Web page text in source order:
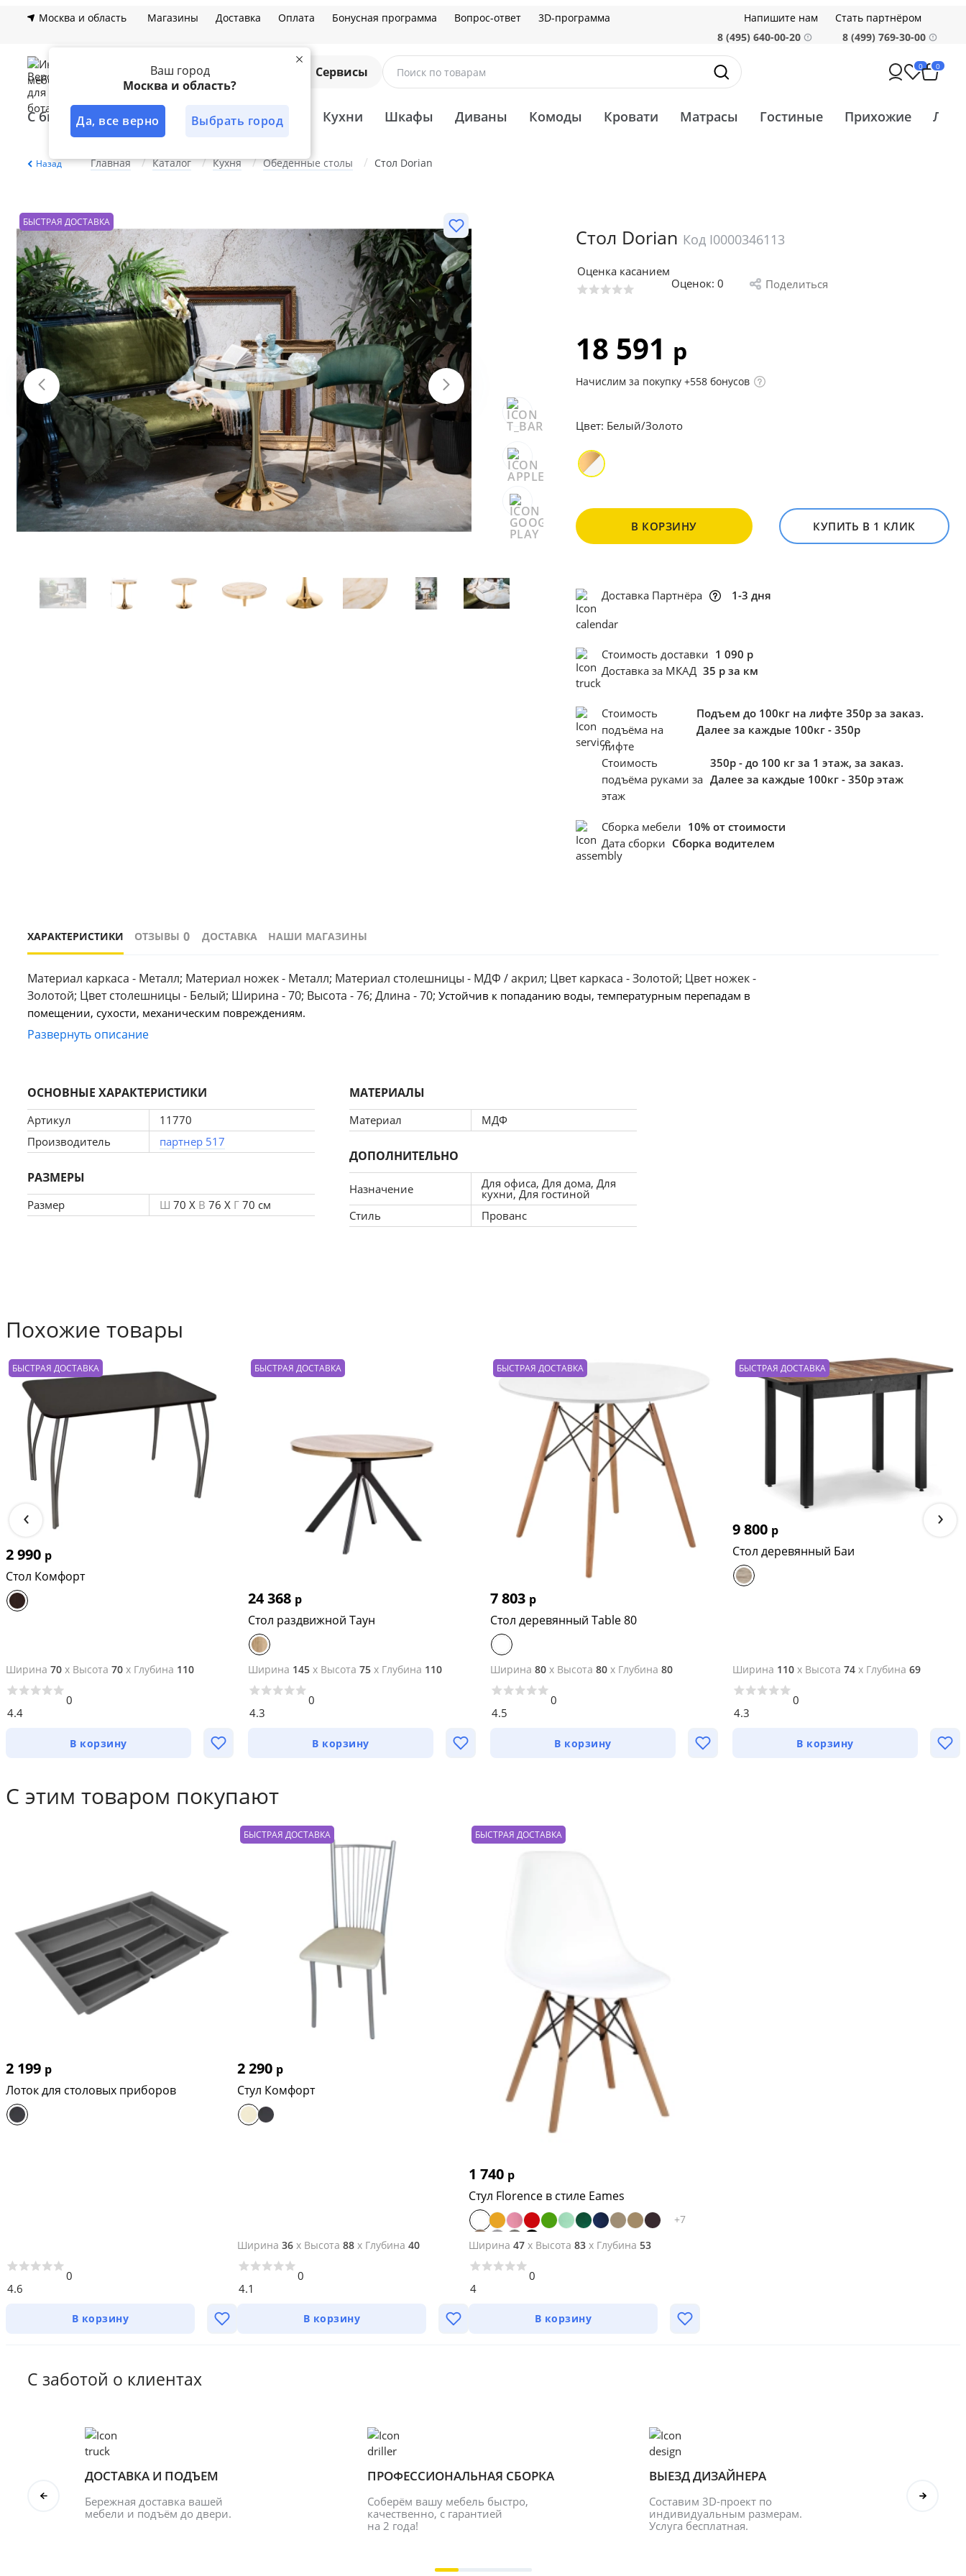
Ваш город
Москва и область?
Да, все верно Выбрать город
Москва и область Магазины Доставка Оплата Бонусная программа Вопрос-ответ 3D-программа Напишите нам
Стать партнёром
8 (495) 640-00-20
8 (499) 769-30-00
Сервисы Поиск по товарам 0 0
С быстрой доставкой Лучшее решение Кухни Шкафы Диваны Комоды Кровати Матрасы Гостиные Прихожие
Назад Главная Каталог Кухня Обеденные столы Стол Dorian
БЫСТРАЯ ДОСТАВКА
Стол Dorian Код I0000346113
Оценка касанием
Оценок: 0 Поделиться
18 591 р
Начислим за покупку +558 бонусов
Цвет: Белый/Золото
В КОРЗИНУ КУПИТЬ В 1 КЛИК
Доставка Партнёра 1-3 дня
Стоимость доставки 1 090 р
Доставка за МКАД 35 р за км
Стоимость
подъёма на
лифте
Подъем до 100кг на лифте 350р за заказ.
Далее за каждые 100кг - 350р
Стоимость
подъёма руками за
этаж
350р - до 100 кг за 1 этаж, за заказ.
Далее за каждые 100кг - 350р этаж
Сборка мебели 10% от стоимости
Дата сборки Сборка водителем
ХАРАКТЕРИСТИКИ ОТЗЫВЫ 0 ДОСТАВКА НАШИ МАГАЗИНЫ
Материал каркаса - Металл; Материал ножек - Металл; Материал столешницы - МДФ / акрил; Цвет каркаса - Золотой; Цвет ножек -
Золотой; Цвет столешницы - Белый; Ширина - 70; Высота - 76; Длина - 70; Устойчив к попаданию воды, температурным перепадам в
помещении, сухости, механическим повреждениям.
Развернуть описание
ОСНОВНЫЕ ХАРАКТЕРИСТИКИ
Артикул
11770
Производитель
партнер 517
РАЗМЕРЫ
Размер Ш 70 X В 76 X Г 70 см
МАТЕРИАЛЫ
Материал МДФ
ДОПОЛНИТЕЛЬНО
Назначение Для офиса, Для дома, Для
кухни, Для гостиной
Стиль
Прованс
Похожие товары
БЫСТРАЯ ДОСТАВКА
2 990 р
Стол Комфорт
Ширина 70 x Высота 70 x Глубина 110
4.4
0
В корзину
БЫСТРАЯ ДОСТАВКА
24 368 р
Стол раздвижной Таун
Ширина 145 x Высота 75 x Глубина 110
4.3
0
В корзину
БЫСТРАЯ ДОСТАВКА
7 803 р
Стол деревянный Table 80
Ширина 80 x Высота 80 x Глубина 80
4.5
0
В корзину
БЫСТРАЯ ДОСТАВКА
9 800 р
Стол деревянный Баи
Ширина 110 x Высота 74 x Глубина 69
4.3
0
В корзину
‹ ›
С этим товаром покупают
2 199 р
Лоток для столовых приборов
4.6
0
В корзину
БЫСТРАЯ ДОСТАВКА
2 290 р
Стул Комфорт
Ширина 36 x Высота 88 x Глубина 40
4.1
0
В корзину
БЫСТРАЯ ДОСТАВКА
1 740 р
Стул Florence в стиле Eames
+7
Ширина 47 x Высота 83 x Глубина 53
4
0
В корзину
С заботой о клиентах
ДОСТАВКА И ПОДЪЕМ
Бережная доставка вашей
мебели и подъём до двери.
ПРОФЕССИОНАЛЬНАЯ СБОРКА
Соберём вашу мебель быстро,
качественно, с гарантией
на 2 года!
ВЫЕЗД ДИЗАЙНЕРА
Составим 3D-проект по
индивидуальным размерам.
Услуга бесплатная.